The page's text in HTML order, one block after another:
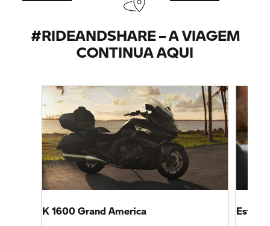
#RIDEANDSHARE – A VIAGEM
CONTINUA AQUI
K 1600Grand America
Estilo